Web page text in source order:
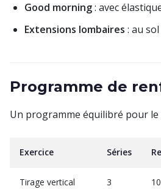
Good morning: avec
Extensions lombaires : au
Programme de
Un programme équilibré pour le
Exercice Séries
Tirage vertical 3